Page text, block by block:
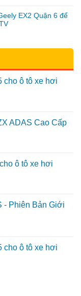
EX2 Quận 6 để
cho ô tô xe hơi
ADAS Cao Cấp
ô tô xe hơi
- Phiên Bản Giới
cho ô tô xe hơi